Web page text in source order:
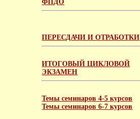
ФПДО
ПЕРЕСДАЧИ И ОТРАБОТКИ
ИТОГОВЫЙ ЦИКЛОВОЙ
ЭКЗАМЕН
Темы семинаров 4-5 курсов
Темы семинаров 6-7 курсов